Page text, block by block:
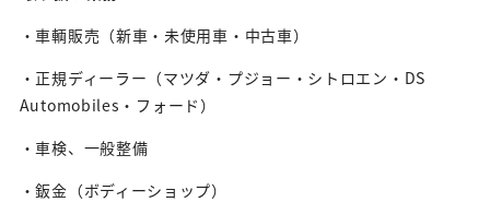
・車輌販売（新車・未使用車・中古車）
・正規ディーラー（マツダ・プジョー・シトロエン・DS
Automobiles・フォード）
・車検、一般整備
・鈑金（ボディーショップ）